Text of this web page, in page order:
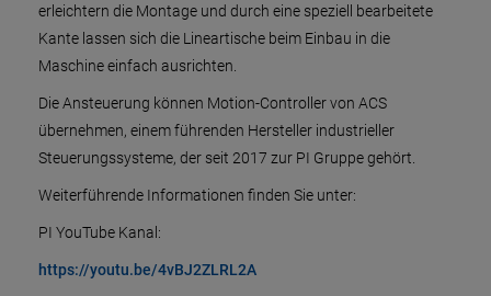
erleichtern die Montage und durch eine speziell bearbeitete
Kante lassen sich die Lineartische beim Einbau in die
Maschine einfach ausrichten.
Die Ansteuerung können Motion-Controller von ACS
übernehmen, einem führenden Hersteller industrieller
Steuerungssysteme, der seit 2017 zur PI Gruppe gehört.
Weiterführende Informationen finden Sie unter:
PI YouTube Kanal:
https://youtu.be/4vBJ2ZLRL2A